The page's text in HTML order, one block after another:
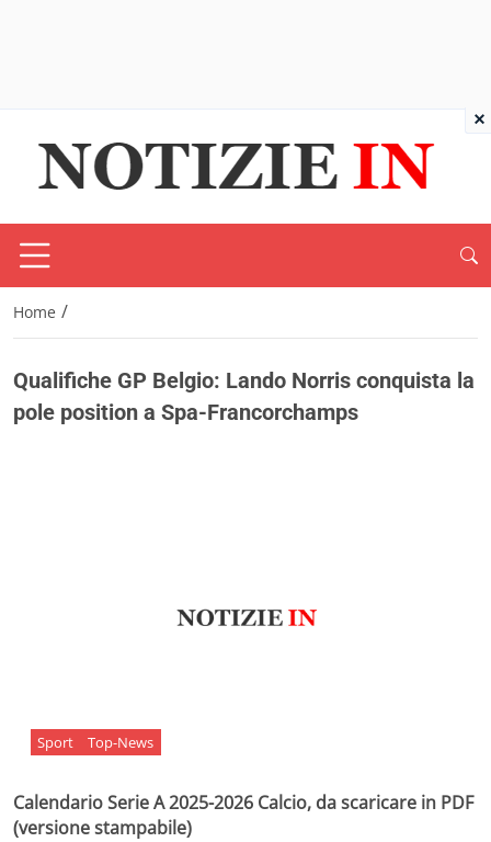
Home /
Qualifiche GP Belgio: Lando Norris conquista la
pole position a Spa-Francorchamps
Sport Top-News
Calendario Serie A 2025-2026 Calcio, da scaricare in PDF
(versione stampabile)
×